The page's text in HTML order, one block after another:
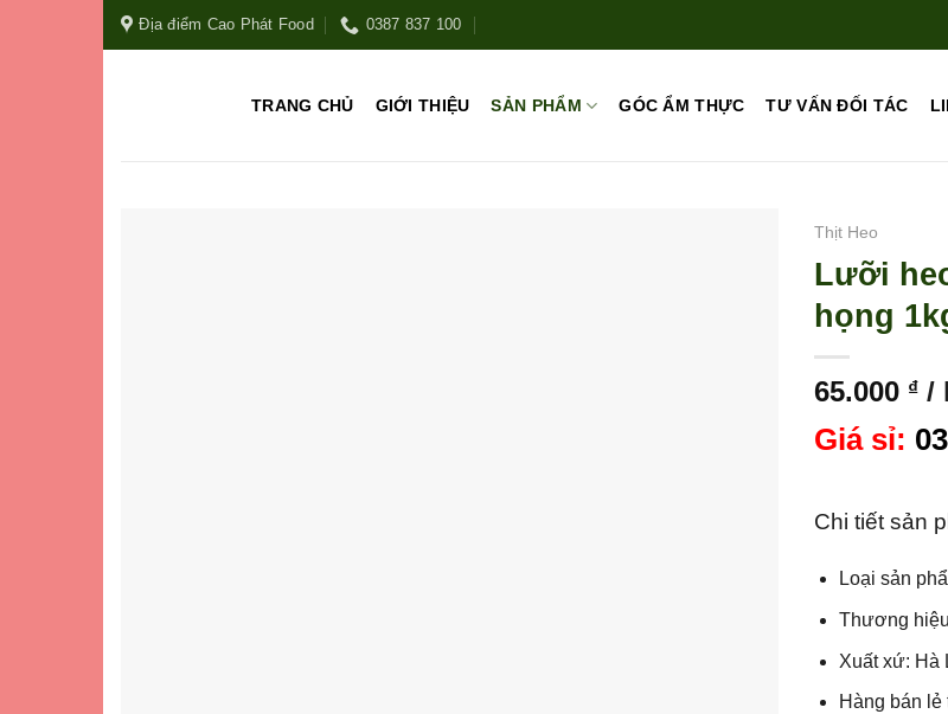
Địa điểm Cao Phát Food 0387 837 100
TRANG CHỦ GIỚI THIỆU SẢN PHẨM GÓC ẨM THỰC TƯ VẤN ĐỐI TÁC
Thịt Heo
Lưỡi
họng
65.000 ₫ /
Giá sỉ:
Chi tiết sản
Loại sản
Thương
Xuất xứ:
Hàng bán lẻ